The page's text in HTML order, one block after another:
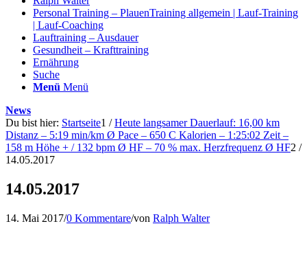
Personal Training – PlauenTraining allgemein | Lauf-Training
| Lauf-Coaching
Lauftraining – Ausdauer
Gesundheit – Krafttraining
Ernährung
Suche
Menü Menü
News
Du bist hier: Startseite1 / Heute langsamer Dauerlauf: 16,00 km
Distanz – 5:19 min/km Ø Pace – 650 C Kalorien – 1:25:02 Zeit –
158 m Höhe + / 132 bpm Ø HF – 70 % max. Herzfrequenz Ø HF2 /
14.05.2017
14.05.2017
14. Mai 2017/0 Kommentare/von Ralph Walter